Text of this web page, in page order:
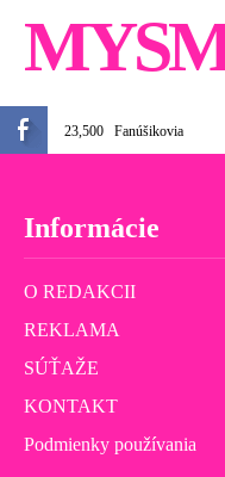
23,500 Fanúšikovia
Informácie
O REDAKCII
REKLAMA
SÚŤAŽE
KONTAKT
Podmienky používania